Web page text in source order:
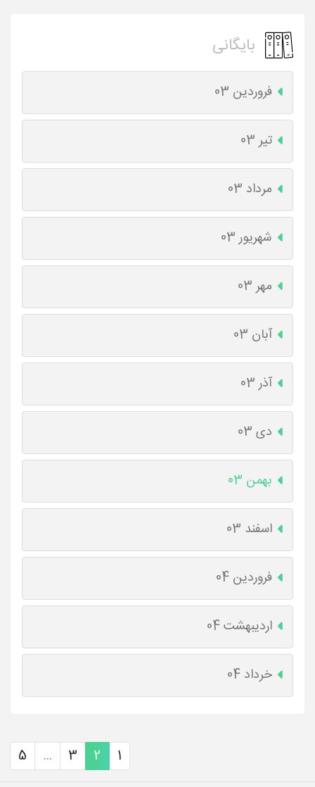
بایگانی
فروردین 03
تیر 03
مرداد 03
شهریور 03
مهر 03
آبان 03
آذر 03
دی 03
بهمن 03
اسفند 03
فروردین 04
اردیبهشت 04
خرداد 04
1
2
3
...
5